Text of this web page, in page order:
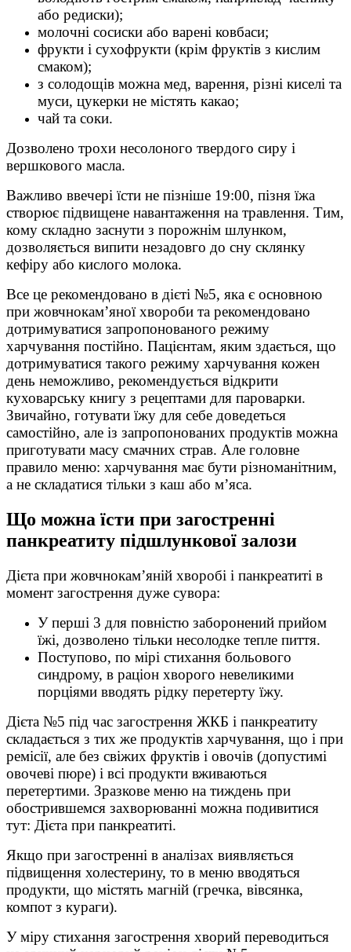
або редиски);
молочні сосиски або варені ковбаси;
фрукти і сухофрукти (крім фруктів з кислим
смаком);
з солодощів можна мед, варення, різні киселі та
муси, цукерки не містять какао;
чай та соки.
Дозволено трохи несолоного твердого сиру і
вершкового масла.
Важливо ввечері їсти не пізніше 19:00, пізня їжа
створює підвищене навантаження на травлення. Тим,
кому складно заснути з порожнім шлунком,
дозволяється випити незадовго до сну склянку
кефіру або кислого молока.
Все це рекомендовано в дієті №5, яка є основною
при жовчнокам’яної хвороби та рекомендовано
дотримуватися запропонованого режиму
харчування постійно. Пацієнтам, яким здається, що
дотримуватися такого режиму харчування кожен
день неможливо, рекомендується відкрити
куховарську книгу з рецептами для пароварки.
Звичайно, готувати їжу для себе доведеться
самостійно, але із запропонованих продуктів можна
приготувати масу смачних страв. Але головне
правило меню: харчування має бути різноманітним,
а не складатися тільки з каш або м’яса.
Що можна їсти при загостренні
панкреатиту підшлункової залози
Дієта при жовчнокам’яній хворобі і панкреатиті в
момент загострення дуже сувора:
У перші 3 для повністю заборонений прийом
їжі, дозволено тільки несолодке тепле пиття.
Поступово, по мірі стихання больового
синдрому, в раціон хворого невеликими
порціями вводять рідку перетерту їжу.
Дієта №5 під час загострення ЖКБ і панкреатиту
складається з тих же продуктів харчування, що і при
ремісії, але без свіжих фруктів і овочів (допустимі
овочеві пюре) і всі продукти вживаються
перетертими. Зразкове меню на тиждень при
обострившемся захворюванні можна подивитися
тут: Дієта при панкреатиті.
Якщо при загостренні в аналізах виявляється
підвищення холестерину, то в меню вводяться
продукти, що містять магній (гречка, вівсянка,
компот з кураги).
У міру стихання загострення хворий переводиться